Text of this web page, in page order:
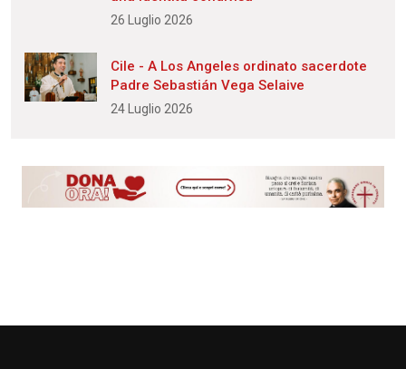
26 Luglio 2026
Cile - A Los Angeles ordinato sacerdote
Padre Sebastián Vega Selaive
24 Luglio 2026